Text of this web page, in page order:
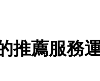
推薦服務